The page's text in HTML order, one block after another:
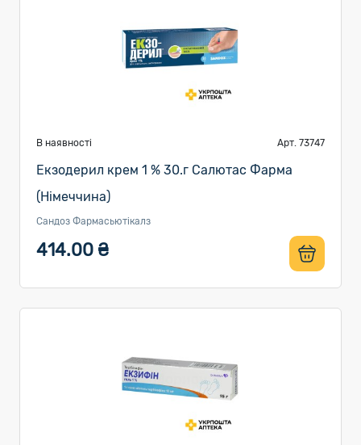
В наявності Арт. 73747
Екзодерил крем 1 % 30.г Салютас Фарма
(Німеччина)
Сандоз Фармасьютікалз
414.00 ₴